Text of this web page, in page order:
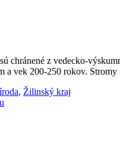
chránené z vedecko-
vek 200-250 rokov.
, Žilinský kraj